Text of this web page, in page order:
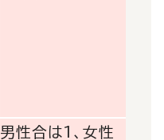
男性合は1、女性